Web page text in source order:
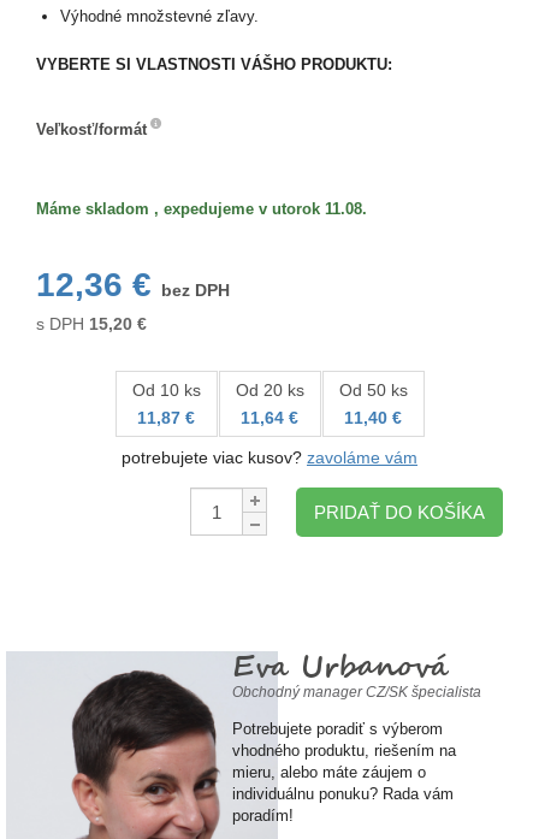
Výhodné množstevné zľavy.
VYBERTE SI VLASTNOSTI VÁŠHO PRODUKTU:
Veľkosť/formát
Máme skladom , expedujeme v utorok 11.08.
12,36 €
bez DPH
s DPH 15,20 €
Od 10 ks
11,87 €
Od 20 ks
11,64 €
Od 50 ks
11,40 €
potrebujete viac kusov? zavoláme vám
Množstvo:
PRIDAŤ DO KOŠÍKA
Eva Urbanová
Obchodný manager CZ/SK špecialista
Potrebujete poradiť s výberom
vhodného produktu, riešením na
mieru, alebo máte záujem o
individuálnu ponuku? Rada vám
poradím!